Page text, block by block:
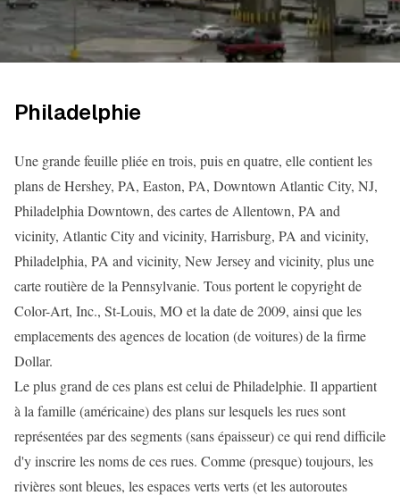
Philadelphie
Une grande feuille pliée en trois, puis en quatre, elle contient les
plans de Hershey, PA, Easton, PA, Downtown Atlantic City, NJ,
Philadelphia Downtown, des cartes de Allentown, PA and
vicinity, Atlantic City and vicinity, Harrisburg, PA and vicinity,
Philadelphia, PA and vicinity, New Jersey and vicinity, plus une
carte routière de la Pennsylvanie. Tous portent le copyright de
Color-Art, Inc., St-Louis, MO et la date de 2009, ainsi que les
emplacements des agences de location (de voitures) de la firme
Dollar.
Le plus grand de ces plans est celui de Philadelphie. Il appartient
à la famille (américaine) des plans sur lesquels les rues sont
représentées par des segments (sans épaisseur) ce qui rend difficile
d'y inscrire les noms de ces rues. Comme (presque) toujours, les
rivières sont bleues, les espaces verts verts (et les autoroutes